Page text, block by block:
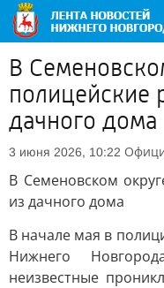
В
полицейские
дачного дома
3 июня 2026, 10:22
В Семеновском
из дачного дома
В начале мая в
Нижнего
неизвестные